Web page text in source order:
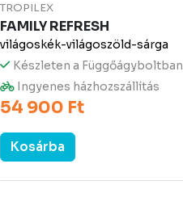
TROPILEX
FAMILY REFRESH
világoskék-világoszöld-sárga
Készleten a Függőágyboltban
Ingyenes házhozszállítás
54 900 Ft
Kosárba